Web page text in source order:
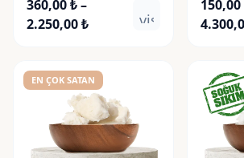
360,00₺–
2.250,00₺Fiyat
-
2.250,00 ₺
visibility
150,00
EN ÇOK SATAN